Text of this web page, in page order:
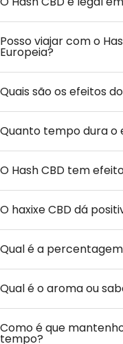
Posso viajar com o
Europeia?
Quais são os efeitos
Quanto tempo dura o
O Hash CBD tem
O haxixe CBD dá
Qual é a percentagem
Qual é o aroma ou
Como é que
tempo?